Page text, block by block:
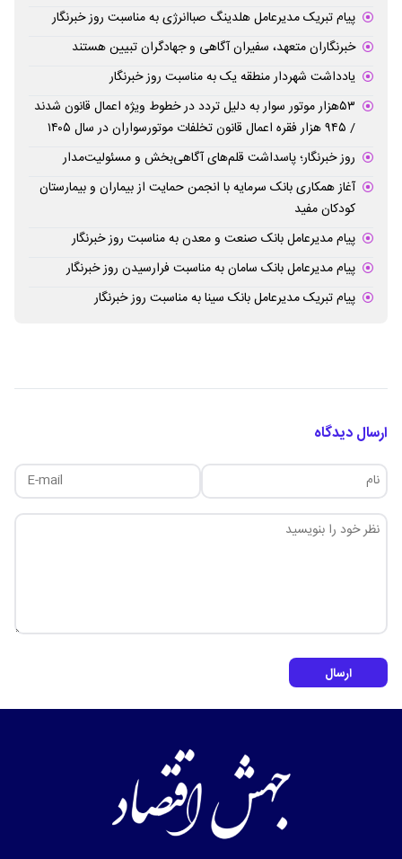
پیام تبریک مدیرعامل هلدینگ صباانرژی به مناسبت روز خبرنگار
خبرنگاران متعهد، سفیران آگاهی و جهادگران تبیین هستند
یادداشت شهردار منطقه یک به مناسبت روز خبرنگار
۵۳هزار موتور سوار به دلیل تردد در خطوط ویژه اعمال قانون شدند
/ ۹۴۵ هزار فقره اعمال قانون تخلفات موتورسواران در سال ۱۴۰۵
روز خبرنگار؛ پاسداشت قلم‌های آگاهی‌بخش و مسئولیت‌مدار
آغاز همکاری بانک سرمایه با انجمن حمایت از بیماران و بیمارستان
کودکان مفید
پیام مدیرعامل بانک صنعت و معدن به مناسبت روز خبرنگار
پیام مدیرعامل بانک سامان به مناسبت فرارسیدن روز خبرنگار
پیام تبریک مدیرعامل بانک سینا به مناسبت روز خبرنگار
ارسال دیدگاه
ارسال